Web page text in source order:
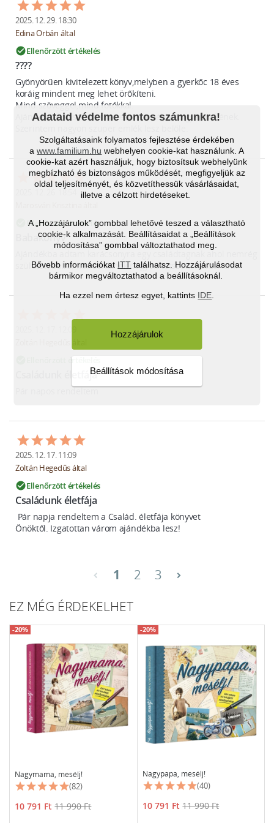
Adataid védelme fontos számunkra!
Szolgáltatásaink folyamatos fejlesztése érdekében
awww.familium.hu webhelyen cookie-kat használunk. A
cookie-kat azért használjuk, hogy biztosítsuk webhelyünk
megbízható és biztonságos működését, megfigyeljük az
oldal teljesítményét, és közvetíthessük vásárlásaidat,
illetve a célzott hirdetéseket.
A „Hozzájárulok” gombbal lehetővé teszed a választható
cookie-k alkalmazását. Beállításaidat a „Beállítások
módosítása” gombbal változtathatod meg.
Bővebb információkat ITT találhatsz. Hozzájárulásodat
bármikor megváltoztathatod a beállításoknál.
Ha ezzel nem értesz egyet, kattints IDE
Hozzájárulok
Beállítások módosítása
2025. 12. 29. 18:30
Edina Orbán által
check_circleEllenőrzött értékelés
????
Gyönyörűen kivitelezett könyv,melyben a gyerkőc 18 éves
koráig mindent meg lehet örőkíteni.
Mind szöveggel,mind fotókkal.
Ajándéknak vásároltam a testvéremék első gyermekének.
2025. 12. 26. 18:54
Ellenőrzött értékelés
Babakönyv
Ajándékba adtam karácsonyra egy családtagnak ahol nemrég
született baba. Mindenkinek nagyon tetszett. Köszönöm.
Ellenőrzött értékelés
Családunk életfája
Pár napos rendeltem
2025. 12. 17. 11:09
Zoltán Hegedűs által
check_circleEllenőrzött értékelés
Családunk életfája
Önöktől. Izgatottan várom ajándékba lesz!
chevron_left 1 2 3 chevron_right
EZ MÉG ÉRDEKELHET
-20%
Nagymama, mesélj!
(82)
Ár
10 791 Ft Normál
ár
11 990 Ft
-20%
Nagypapa, mesélj!
(40)
Ár
10 791 Ft Normál
ár
11 990 Ft